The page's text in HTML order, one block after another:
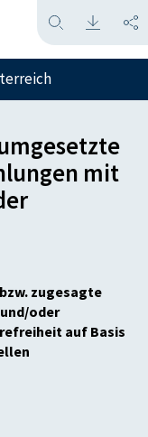
mit
zugesagte
oder
auf Basis